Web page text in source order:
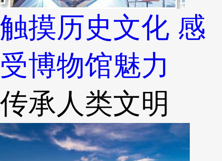
触摸历史文化 感
受博物馆魅力
传承人类文明